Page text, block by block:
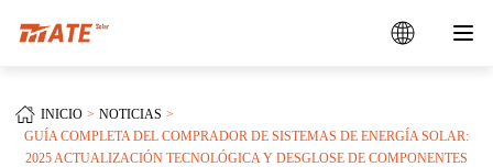
INICIO
NOTICIAS
GUÍA COMPLETA DEL COMPRADOR DE SISTEMAS DE ENERGÍA SOLAR:
2025 ACTUALIZACIÓN TECNOLÓGICA Y DESGLOSE DE COMPONENTES